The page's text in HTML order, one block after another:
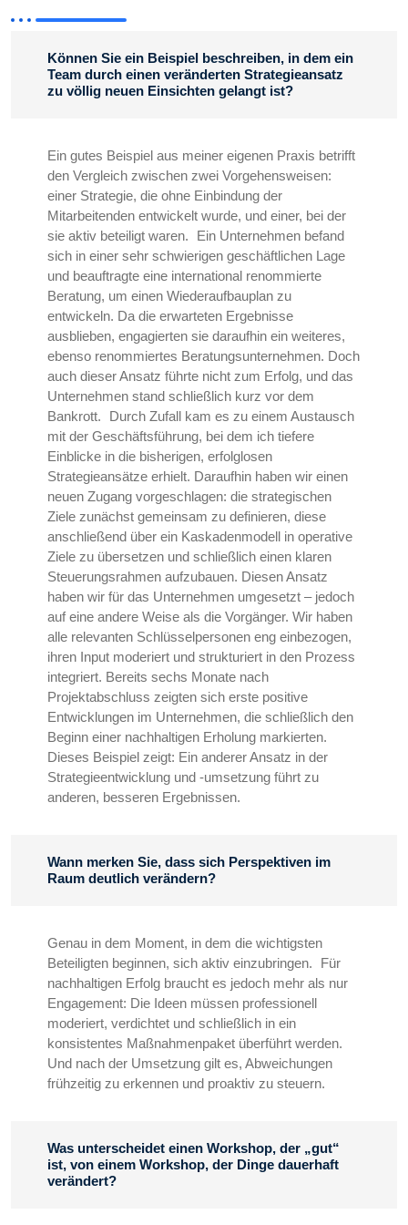
Können Sie ein Beispiel beschreiben, in dem ein
Team durch einen veränderten Strategieansatz
zu völlig neuen Einsichten gelangt ist?
Ein gutes Beispiel aus meiner eigenen Praxis betrifft
den Vergleich zwischen zwei Vorgehensweisen:
einer Strategie, die ohne Einbindung der
Mitarbeitenden entwickelt wurde, und einer, bei der
sie aktiv beteiligt waren. Ein Unternehmen befand
sich in einer sehr schwierigen geschäftlichen Lage
und beauftragte eine international renommierte
Beratung, um einen Wiederaufbauplan zu
entwickeln. Da die erwarteten Ergebnisse
ausblieben, engagierten sie daraufhin ein weiteres,
ebenso renommiertes Beratungsunternehmen. Doch
auch dieser Ansatz führte nicht zum Erfolg, und das
Unternehmen stand schließlich kurz vor dem
Bankrott. Durch Zufall kam es zu einem Austausch
mit der Geschäftsführung, bei dem ich tiefere
Einblicke in die bisherigen, erfolglosen
Strategieansätze erhielt. Daraufhin haben wir einen
neuen Zugang vorgeschlagen: die strategischen
Ziele zunächst gemeinsam zu definieren, diese
anschließend über ein Kaskadenmodell in operative
Ziele zu übersetzen und schließlich einen klaren
Steuerungsrahmen aufzubauen. Diesen Ansatz
haben wir für das Unternehmen umgesetzt – jedoch
auf eine andere Weise als die Vorgänger. Wir haben
alle relevanten Schlüsselpersonen eng einbezogen,
ihren Input moderiert und strukturiert in den Prozess
integriert. Bereits sechs Monate nach
Projektabschluss zeigten sich erste positive
Entwicklungen im Unternehmen, die schließlich den
Beginn einer nachhaltigen Erholung markierten.
Dieses Beispiel zeigt: Ein anderer Ansatz in der
Strategieentwicklung und -umsetzung führt zu
anderen, besseren Ergebnissen.
Wann merken Sie, dass sich Perspektiven im
Raum deutlich verändern?
Genau in dem Moment, in dem die wichtigsten
Beteiligten beginnen, sich aktiv einzubringen. Für
nachhaltigen Erfolg braucht es jedoch mehr als nur
Engagement: Die Ideen müssen professionell
moderiert, verdichtet und schließlich in ein
konsistentes Maßnahmenpaket überführt werden.
Und nach der Umsetzung gilt es, Abweichungen
frühzeitig zu erkennen und proaktiv zu steuern.
Was unterscheidet einen Workshop, der „gut“
ist, von einem Workshop, der Dinge dauerhaft
verändert?